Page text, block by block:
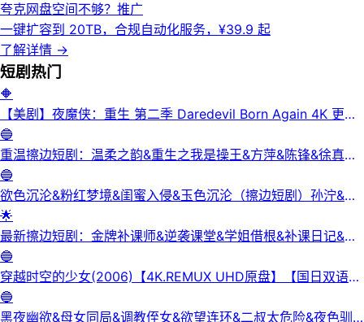
夸克网盘空间不够？ 推广
一键扩容到 20TB，合规自动化服务，¥39.9 起
了解详情 →
短剧 热门
🔶
【美剧】夜魔侠：重生 第二季 Daredevil Born Again 4K 更新
3集
🔵
重温擦边短剧：温柔之韵&重生之我是操王&方萍&陈锋&徐真真
&老刘又胖啦&刘倩宇
🔵
欲色沉沦&粉红梦境&闺蜜入侵&玉色沉沦（擦边短剧）孙泞&王
正洁
🌟
最新擦边短剧：金牌补课师&逆袭课堂&学姐借根&补课日记&身
下人&补习老师&学妹的第一课&课后有约（未删减版） 陈梓晴
🔵
穿越时空的少女(2006)【4K.REMUX UHD原盘】【国日双语】
【中文字幕】【爱情/科幻】
🔵
黑夜幽欲&母女同局&调教侄女&欲望连环&二叔太危险&夜色驯